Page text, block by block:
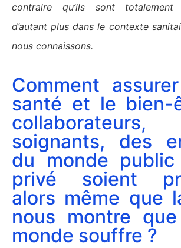
contraire qu’ils sont totalement
d’autant plus dans le contexte
nous connaissons.
Comment
santé et le bien-
soignants, des
du monde public
privé soient
alors même que
nous montre
monde souffre ?